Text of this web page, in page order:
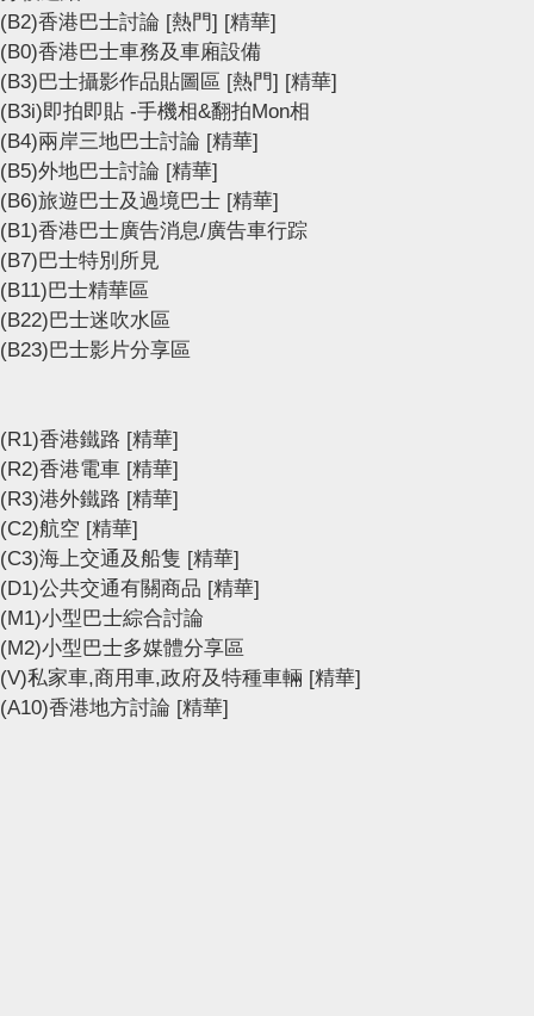
(B2)香港巴士討論 [熱門] [精華]
(B0)香港巴士車務及車廂設備
(B3)巴士攝影作品貼圖區 [熱門] [精華]
(B3i)即拍即貼 -手機相&翻拍Mon相
(B4)兩岸三地巴士討論 [精華]
(B5)外地巴士討論 [精華]
(B6)旅遊巴士及過境巴士 [精華]
(B1)香港巴士廣告消息/廣告車行踪
(B7)巴士特別所見
(B11)巴士精華區
(B22)巴士迷吹水區
(B23)巴士影片分享區
(R1)香港鐵路 [精華]
(R2)香港電車 [精華]
(R3)港外鐵路 [精華]
(C2)航空 [精華]
(C3)海上交通及船隻 [精華]
(D1)公共交通有關商品 [精華]
(M1)小型巴士綜合討論
(M2)小型巴士多媒體分享區
(V)私家車,商用車,政府及特種車輛 [精華]
(A10)香港地方討論 [精華]